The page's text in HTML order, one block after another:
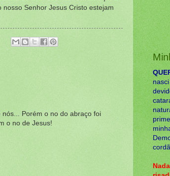
Senhor Jesus Cristo estejam
Porém o no do abraço foi
o no de Jesus!